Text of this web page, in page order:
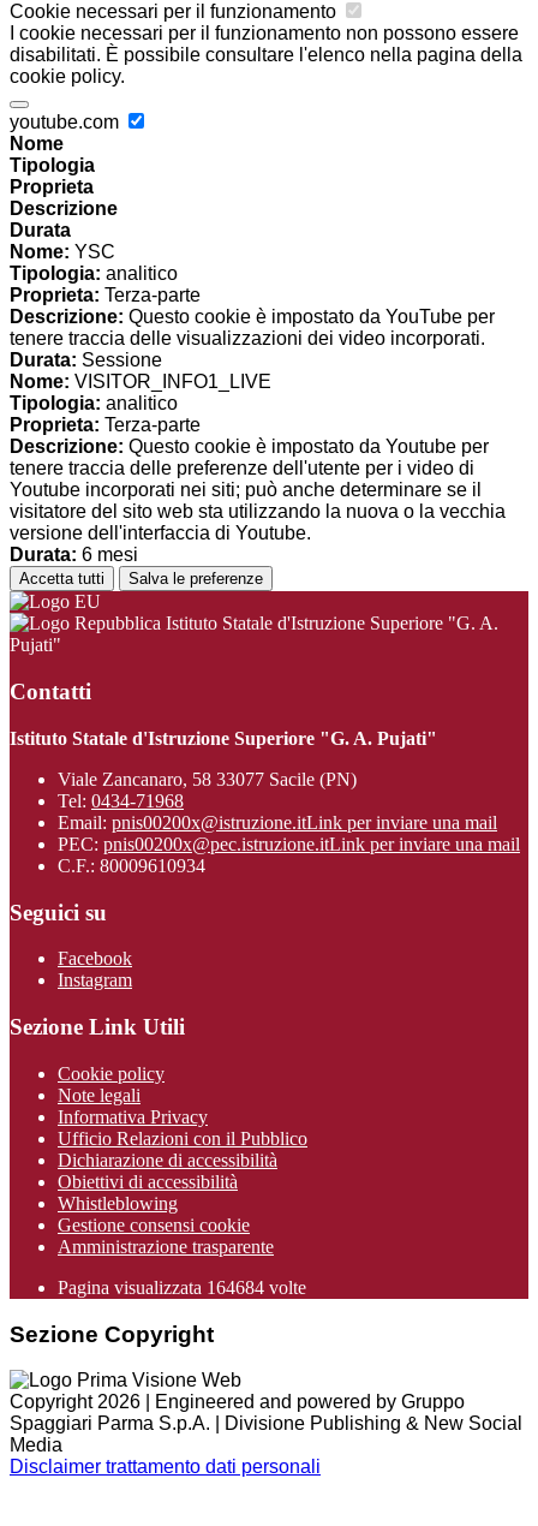
Cookie necessari per il funzionamento
I cookie necessari per il funzionamento non possono essere
disabilitati. È possibile consultare l'elenco nella pagina della
cookie policy.
youtube.com
Nome
Tipologia
Proprieta
Descrizione
Durata
Nome: YSC
Tipologia: analitico
Proprieta: Terza-parte
Descrizione: Questo cookie è impostato da YouTube per
tenere traccia delle visualizzazioni dei video incorporati.
Durata: Sessione
Nome: VISITOR_INFO1_LIVE
Tipologia: analitico
Proprieta: Terza-parte
Descrizione: Questo cookie è impostato da Youtube per
tenere traccia delle preferenze dell'utente per i video di
Youtube incorporati nei siti; può anche determinare se il
visitatore del sito web sta utilizzando la nuova o la vecchia
versione dell'interfaccia di Youtube.
Durata: 6 mesi
Accetta tutti Salva le preferenze
Istituto Statale d'Istruzione Superiore "G. A.
Pujati"
Contatti
Istituto Statale d'Istruzione Superiore "G. A. Pujati"
Viale Zancanaro, 58 33077 Sacile (PN)
Tel: 0434-71968
Email: pnis00200x@istruzione.itLink per inviare una mail
PEC: pnis00200x@pec.istruzione.itLink per inviare una mail
C.F.: 80009610934
Seguici su
Facebook
Instagram
Sezione Link Utili
Cookie policy
Note legali
Informativa Privacy
Ufficio Relazioni con il Pubblico
Dichiarazione di accessibilità
Obiettivi di accessibilità
Whistleblowing
Gestione consensi cookie
Amministrazione trasparente
Pagina visualizzata 164684 volte
Sezione Copyright
Copyright 2026 | Engineered and powered by Gruppo
Spaggiari Parma S.p.A. | Divisione Publishing & New Social
Media
Disclaimer trattamento dati personali